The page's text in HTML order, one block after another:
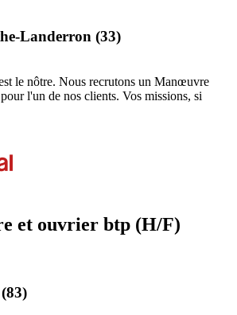
Landerron (33)
le nôtre. Nous recrutons un Manœuvre
l'un de nos clients. Vos missions, si
et ouvrier btp (H/F)